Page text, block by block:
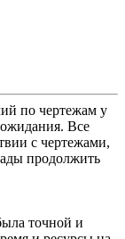
по чертежам у
Все
с чертежами,
продолжить
точной и